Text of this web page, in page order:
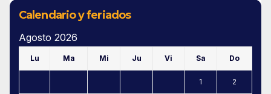
Calendario y feriados
Agosto 2026
Lu Ma Mi Ju Vi Sa Do
1 2